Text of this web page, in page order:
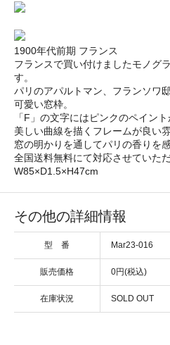
1900年代前期 フランス
フランスで買い付けましたモノグ
す。
パリのアパルトマン、フランソワ
可愛い窓枠。
「F」の文字にはピンクのペイン
美しい曲線を描くフレームが良い
窓の明かりを通してパリの香りを
全国送料無料にて対応させていただ
W85×D1.5×H47cm
その他の詳細情報
型 番 Mar23-016
販売価格 0円(税込)
在庫状況 SOLD OUT